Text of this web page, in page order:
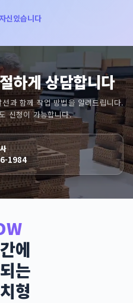
신있습니다
하게 상담합니다
과 함께 작업 방법을 알려드립니다.
신청이 가능합니다.
1984
에
는
형